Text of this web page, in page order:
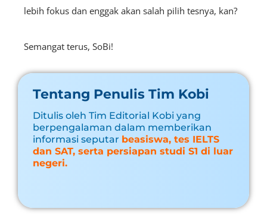
lebih fokus dan enggak akan salah pilih tesnya, kan?
Semangat terus, SoBi!
Tentang Penulis Tim Kobi
Ditulis oleh Tim Editorial Kobi yang
berpengalaman dalam memberikan
informasi seputar beasiswa, tes IELTS
dan SAT, serta persiapan studi S1 di luar
negeri.